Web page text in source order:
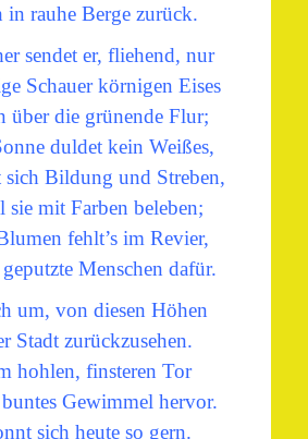
in rauhe Berge zurück.
sendet er, fliehend, nur
Schauer körnigen Eises
über die grünende Flur;
duldet kein Weißes,
sich Bildung und Streben,
mit Farben beleben;
fehlt’s im Revier,
Menschen dafür.
um, von diesen Höhen
Stadt zurückzusehen.
hohlen, finsteren Tor
Gewimmel hervor.
sich heute so gern.